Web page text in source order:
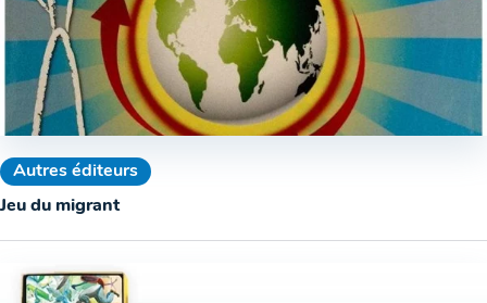
Autres éditeurs
Jeu du migrant